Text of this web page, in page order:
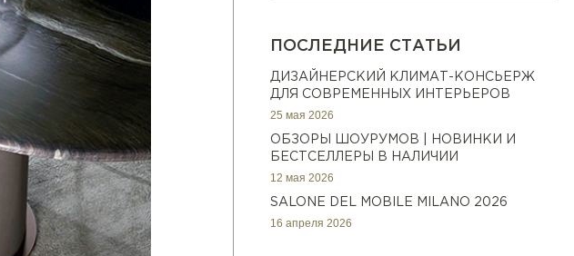
ПОСЛЕДНИЕ СТАТЬИ
ДИЗАЙНЕРСКИЙ КЛИМАТ-КОНСЬЕРЖ
ДЛЯ СОВРЕМЕННЫХ ИНТЕРЬЕРОВ
25 мая 2026
ОБЗОРЫ ШОУРУМОВ | НОВИНКИ И
БЕСТСЕЛЛЕРЫ В НАЛИЧИИ
12 мая 2026
SALONE DEL MOBILE MILANO 2026
16 апреля 2026